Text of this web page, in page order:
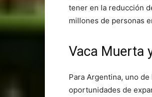
tener en la reducción
millones de personas
Vaca Muerta
Para Argentina, uno
oportunidades de